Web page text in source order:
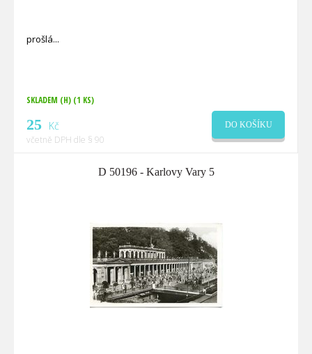
prošlá
SKLADEM (H) (1 KS)
25 Kč
včetně DPH dle § 90
DO KOŠÍKU
D 50196 - Karlovy Vary 5